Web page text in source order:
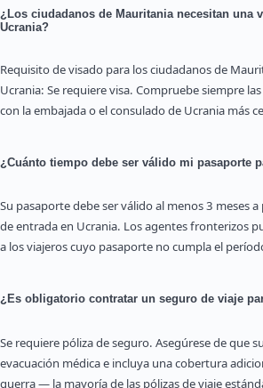
¿Los ciudadanos de Mauritania necesitan una
Ucrania?
Requisito de visado para los ciudadanos de
Ucrania: Se requiere visa. Compruebe siempre
con la embajada o el consulado de Ucrania más
¿Cuánto tiempo debe ser válido mi pasaporte
Su pasaporte debe ser válido al menos 3 meses
de entrada en Ucrania. Los agentes fronterizos
a los viajeros cuyo pasaporte no cumpla el
¿Es obligatorio contratar un seguro de viaje
Se requiere póliza de seguro. Asegúrese de que
evacuación médica e incluya una cobertura
guerra — la mayoría de las pólizas de viaje